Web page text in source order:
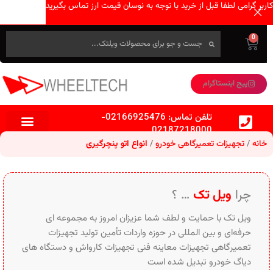
0
پیج اینستاگرام
تلفن تماس: 02166925476
-
02187218000
خانه تجهیزات تعمیرگاهی خودرو انواع اتو پنچرگیری
چرا ویل تک … ؟
ویل تک با حمایت و لطف شما عزیزان امروز به مجموعه ای
حرفه‌ای و بین‌ المللی در حوزه واردات تأمین تولید تجهیزات
تعمیرگاهی تجهیزات معاینه فنی تجهیزات کارواش و دستگاه های
دیاگ خودرو تبدیل شده است
کاربر گرامی لطفا قبل از خرید با توجه به نوسان قیمت ارز تماس بگیرید